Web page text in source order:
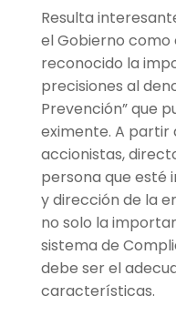
Resulta
el Gobierno
reconocido la
precisiones al
Prevención” que
eximente. A partir
accionistas,
persona que esté
y dirección de la
no solo la
sistema de
debe ser el
características.